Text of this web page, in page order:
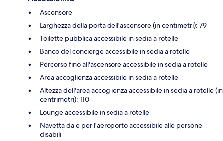
Ascensore
Larghezza della porta dell'ascensore (in centimetri): 79
Toilette pubblica accessibile in sedia a rotelle
Banco del concierge accessibile in sedia a rotelle
Percorso fino all'ascensore accessibile in sedia a rotelle
Area accoglienza accessibile in sedia a rotelle
Altezza dell'area accoglienza accessibile in sedia a rotelle (in
centrimetri): 110
Lounge accessibile in sedia a rotelle
Navetta da e per l'aeroporto accessibile alle persone
disabili